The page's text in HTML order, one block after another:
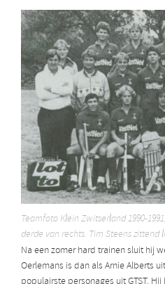
Teamfoto Klein Zwitserland 1990-
derde van rechts. Tim Steens zittend
Na een zomer hard trainen sluit hij
Oerlemans is dan als Arnie Alberts
populairste personages uit GTST.